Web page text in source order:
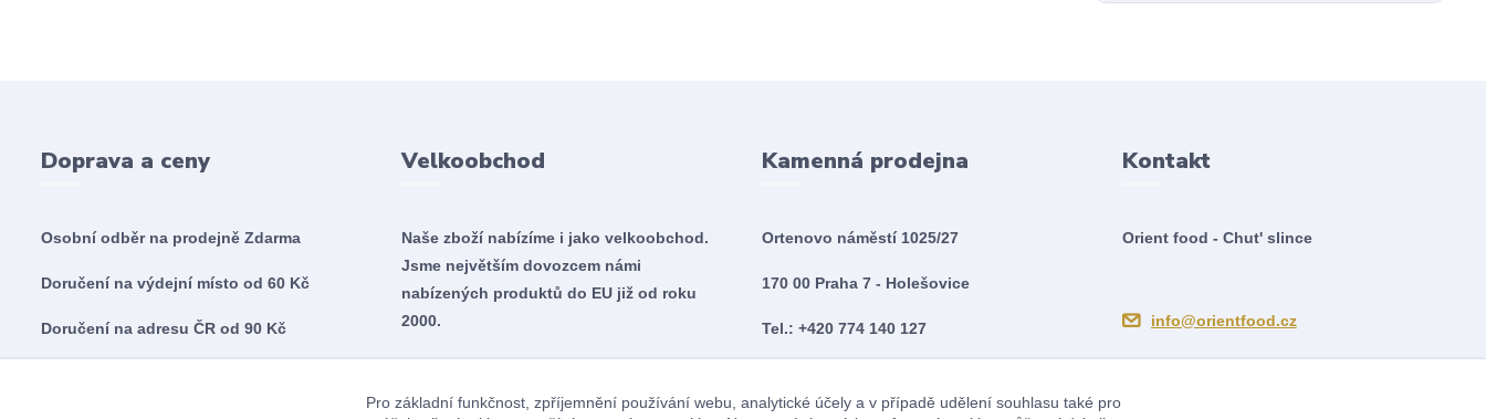
Doprava a ceny
Osobní odběr na prodejně Zdarma
Doručení na výdejní místo od 60 Kč
Doručení na adresu ČR od 90 Kč
Velkoobchod
Naše zboží nabízíme i jako velkoobchod.
Jsme největším dovozcem námi
nabízených produktů do EU již od roku
2000.
Kamenná prodejna
Ortenovo náměstí 1025/27
170 00 Praha 7 - Holešovice
Tel.: +420 774 140 127
Kontakt
Orient food - Chut' slince
info@orientfood.cz
Pro základní funkčnost, zpříjemnění používání webu, analytické účely a v případě udělení souhlasu také pro